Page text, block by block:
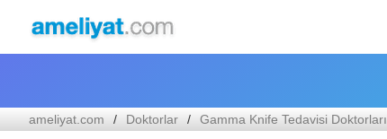
ameliyat.com Doktorlar Gamma Knife Tedavisi Doktorları